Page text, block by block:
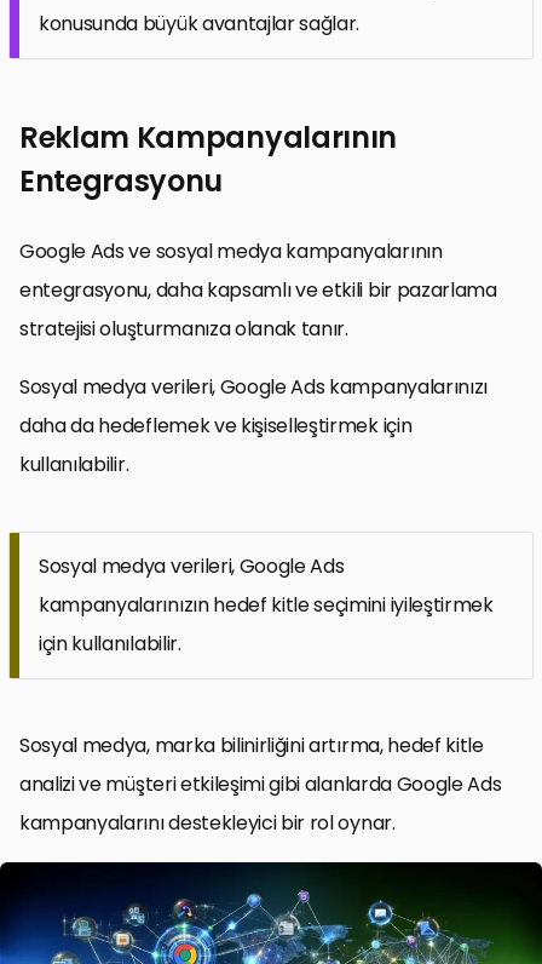
konusunda büyük avantajlar sağlar.
Reklam Kampanyalarının
Entegrasyonu
Google Ads ve sosyal medya kampanyalarının
entegrasyonu, daha kapsamlı ve etkili bir pazarlama
stratejisi oluşturmanıza olanak tanır.
Sosyal medya verileri, Google Ads kampanyalarınızı
daha da hedeflemek ve kişiselleştirmek için
kullanılabilir.
Sosyal medya verileri, Google Ads
kampanyalarınızın hedef kitle seçimini iyileştirmek
için kullanılabilir.
Sosyal medya, marka bilinirliğini artırma, hedef kitle
analizi ve müşteri etkileşimi gibi alanlarda Google Ads
kampanyalarını destekleyici bir rol oynar.